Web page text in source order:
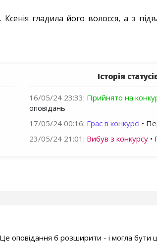
гладила його волосся, а з
Історія
16/05/24 23:33: Прийнято на
оповідань
17/05/24 00:16: Грає в конкурсі •
23/05/24 21:01 : Вибув з конкурсу•
оповідання б розширити - і могла бути